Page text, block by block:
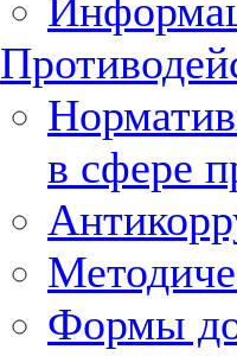
в сфере
Формы